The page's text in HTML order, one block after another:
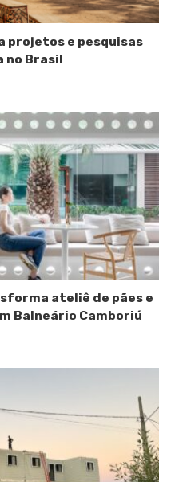
projetos e pesquisas
no Brasil
ateliê de pães e
Balneário Camboriú